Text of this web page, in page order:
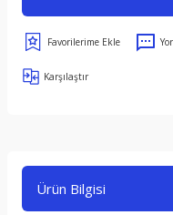
Karşılaştır
Ürün Bilgisi